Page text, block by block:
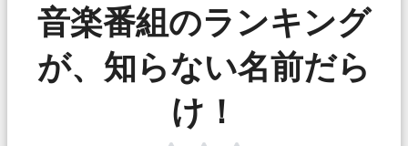
音楽番組のランキング
が、知らない名前だら
け！